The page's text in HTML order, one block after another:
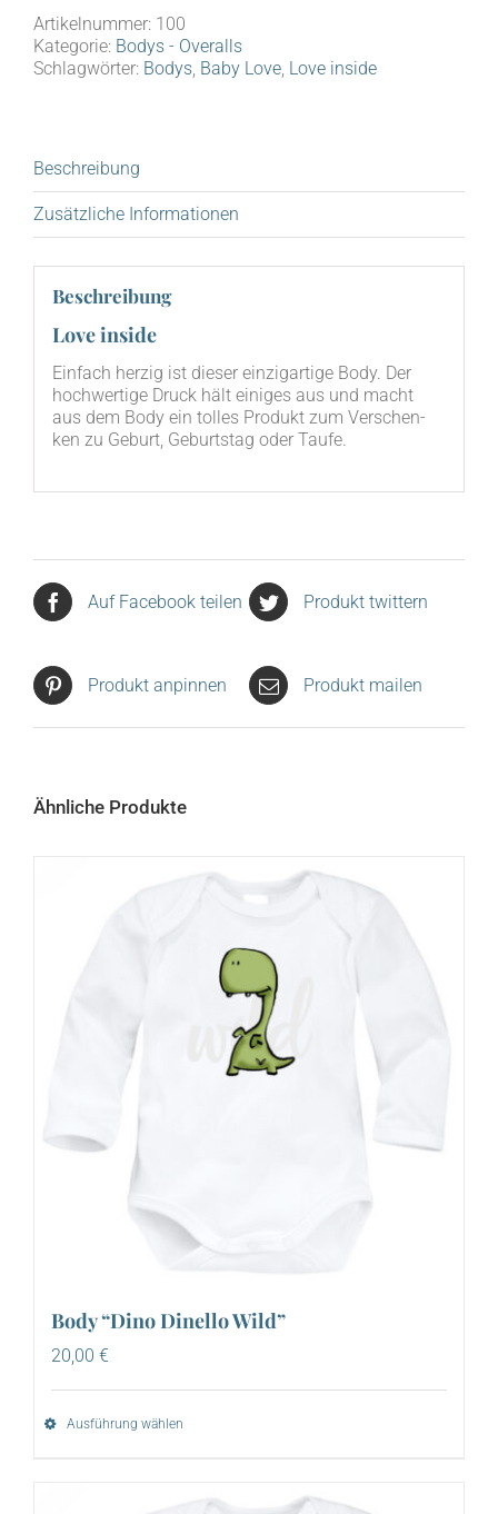
Artikelnummer: 100
Kategorie: Bodys - Overalls
Schlagwörter: Bodys Baby Love Love inside
Beschreibung
Zusätzliche Informationen
Beschreibung
Love inside
Ein­fach her­zig ist die­ser ein­zig­ar­ti­ge Body. Der
hoch­wer­ti­ge Druck hält eini­ges aus und macht
aus dem Body ein tol­les Pro­dukt zum Ver­schen­
ken zu Geburt, Geburts­tag oder Taufe.
Auf Facebook teilen Produkt twittern
Produkt anpinnen Produkt mailen
Ähnliche Produkte
Body “Dino Dinello Wild”
20,00 €
Ausführung wählen